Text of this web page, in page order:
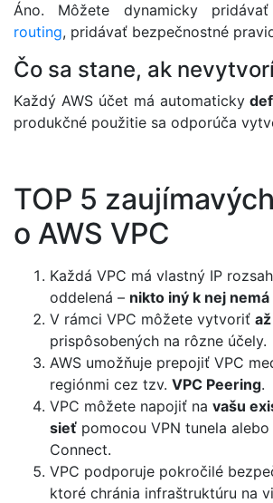
Áno. Môžete dynamicky
routing, pridávať bezpečnostné
Čo sa stane, ak
Každý AWS účet má automaticky
produkčné použitie sa odporúča
TOP 5
o AWS VPC
Každá VPC má vlastný IP
oddelená – nikto iný k nej
V rámci VPC môžete vytvoriť
prispôsobených na rôzne účely.
AWS umožňuje prepojiť VPC
regiónmi cez tzv. VPC Peering.
VPC môžete napojiť na vašu
sieť pomocou VPN tunela alebo
Connect.
VPC podporuje pokročilé
ktoré chránia infraštruktúru na